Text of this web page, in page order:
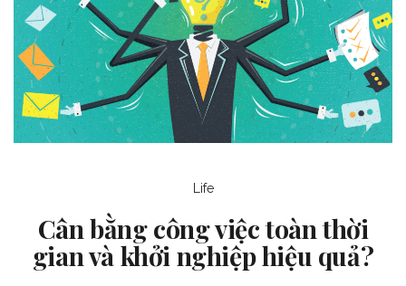
Life
Cân bằng công việc toàn thời
gian và khởi nghiệp hiệu quả?